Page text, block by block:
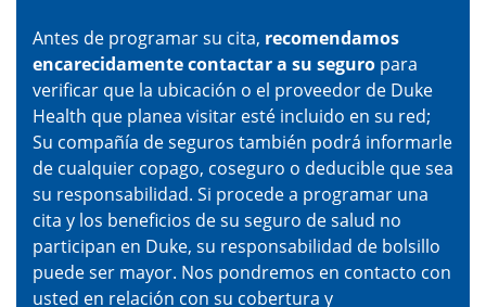
Antes de programar su cita, recomendamos
encarecidamente contactar a su seguro para
verificar que la ubicación o el proveedor de Duke
Health que planea visitar esté incluido en su red;
Su compañía de seguros también podrá informarle
de cualquier copago, coseguro o deducible que sea
su responsabilidad. Si procede a programar una
cita y los beneficios de su seguro de salud no
participan en Duke, su responsabilidad de bolsillo
puede ser mayor. Nos pondremos en contacto con
usted en relación con su cobertura y